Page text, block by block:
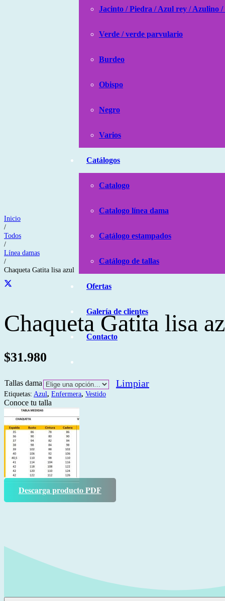
Jacinto / Piedra / Azul rey / Azulino /
Verde / verde parvulario
Burdeo
Obispo
Negro
Varios
Catálogos
Catalogo
Catalogo línea dama
Catálogo estampados
Catálogo de tallas
Ofertas
Galería de clientes
Contacto
Inicio
/
Todos
/
Línea damas
/
Chaqueta Gatita lisa azul
Chaqueta Gatita lisa
$31.980
Tallas dama Limpiar
Etiquetas: Azul, Enfermera, Vestido
Conoce tu talla
Descarga producto PDF